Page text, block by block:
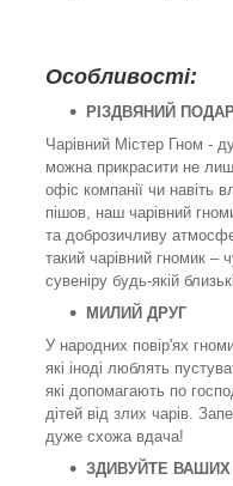
Особливості:
РІЗДВЯНИЙ
Чарівний Містер Гном -
можна прикрасити не
офіс компанії чи навіть
пішов, наш чарівний
та доброзичливу
такий чарівний гномик –
сувеніру будь-якій
МИЛИЙ ДРУГ
У народних повір'ях
які іноді люблять
які допомагають по
дітей від злих чарів.
дуже схожа вдача!
ЗДИВУЙТЕ ВАШИХ